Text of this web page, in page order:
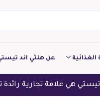
الغذائية عن هلثي اند
تجارية رائدة تقدم